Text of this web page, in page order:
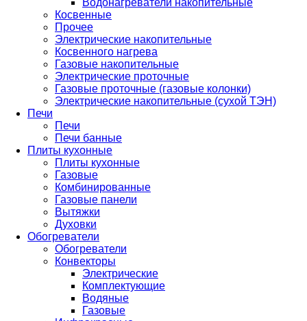
Водонагреватели накопительные
Косвенные
Прочее
Электрические накопительные
Косвенного нагрева
Газовые накопительные
Электрические проточные
Газовые проточные (газовые колонки)
Электрические накопительные (сухой ТЭН)
Печи
Печи
Печи банные
Плиты кухонные
Плиты кухонные
Газовые
Комбинированные
Газовые панели
Вытяжки
Духовки
Обогреватели
Обогреватели
Конвекторы
Электрические
Комплектующие
Водяные
Газовые